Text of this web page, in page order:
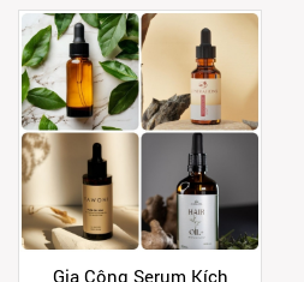
Gia Công Serum Kích